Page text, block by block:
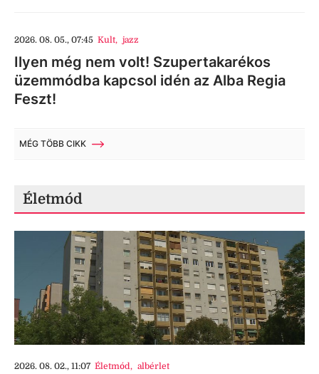
2026. 08. 05., 07:45 Kult, jazz
Ilyen még nem volt! Szupertakarékos
üzemmódba kapcsol idén az Alba Regia
Feszt!
MÉG TÖBB CIKK
Életmód
2026. 08. 02., 11:07 Életmód, albérlet